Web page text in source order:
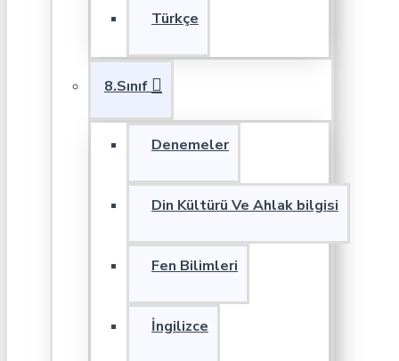
Türkçe
8.Sınıf
Denemeler
Din Kültürü Ve Ahlak bilgisi
Fen Bilimleri
İngilizce